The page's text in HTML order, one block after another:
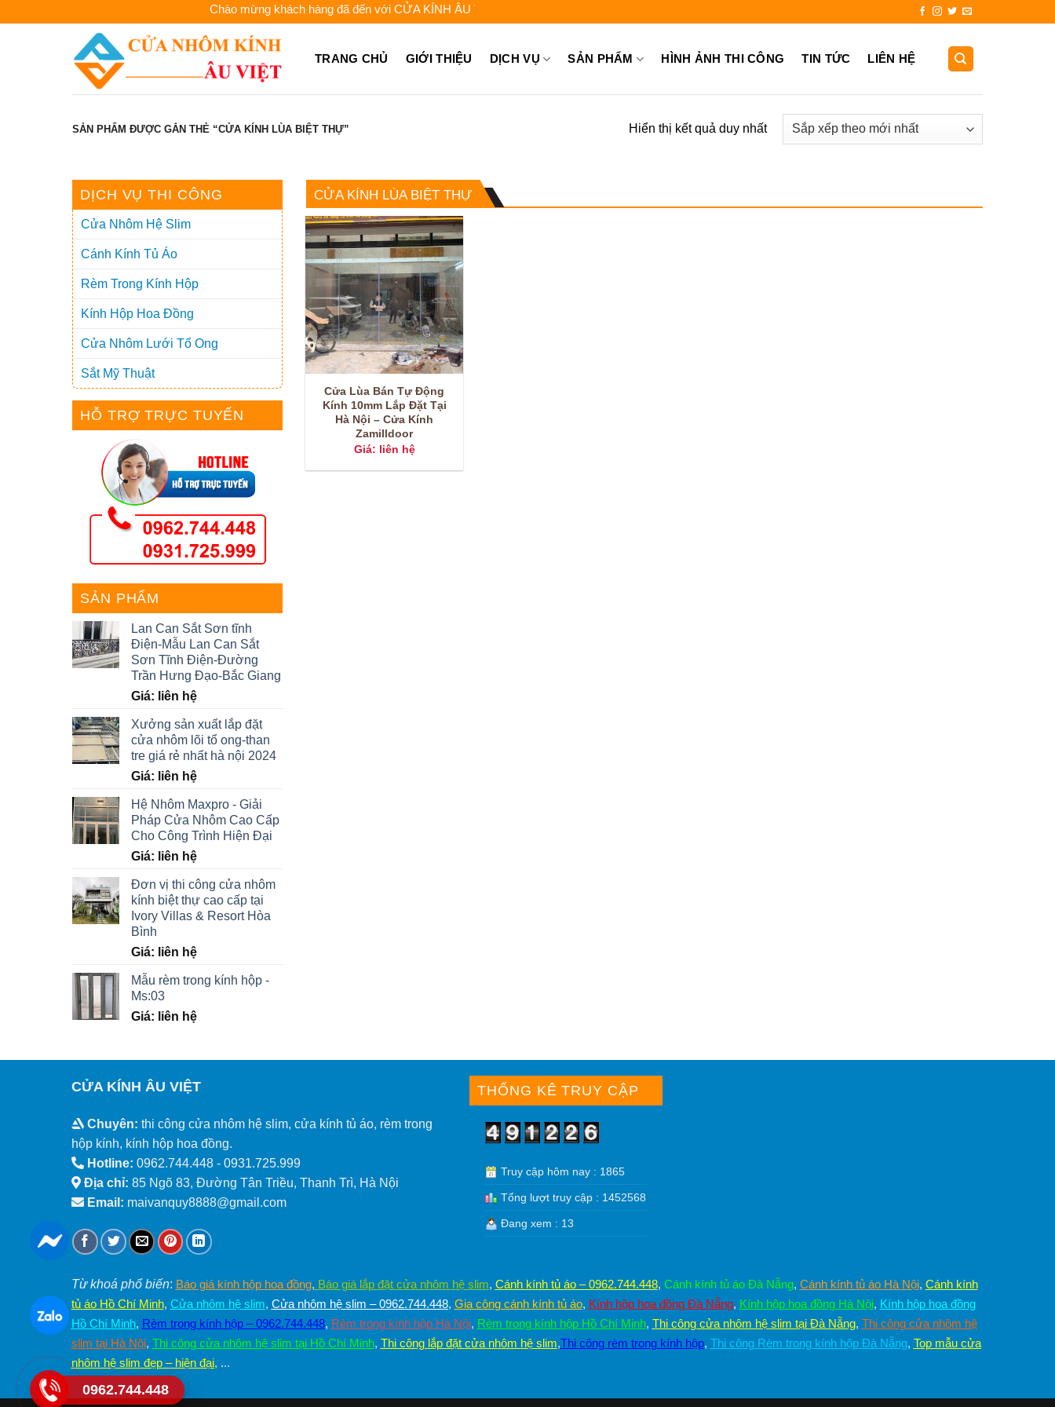
Chào mừng khách hàng đã đến với CỬA KÍNH ÂU VIỆT - Liên hệ để được tư vấn: 0962.744.448 - 0931.725.999
TRANG CHỦ GIỚI THIỆU DỊCH VỤ SẢN PHẨM HÌNH ẢNH THI CÔNG TIN TỨC LIÊN HỆ
SẢN PHẨM ĐƯỢC GẮN THẺ “CỬA KÍNH LÙA BIỆT THỰ” Hiển thị kết quả duy nhất
DỊCH VỤ THI CÔNG
Cửa Nhôm Hệ Slim
Cánh Kính Tủ Áo
Rèm Trong Kính Hộp
Kính Hộp Hoa Đồng
Cửa Nhôm Lưới Tổ Ong
Sắt Mỹ Thuật
HỖ TRỢ TRỰC TUYẾN
SẢN PHẨM
Lan Can Sắt Sơn tĩnh
Điện-Mẫu Lan Can Sắt
Sơn Tĩnh Điện-Đường
Trần Hưng Đạo-Bắc Giang
Giá: liên hệ
Xưởng sản xuất lắp đặt
cửa nhôm lõi tổ ong-than
tre giá rẻ nhất hà nội 2024
Giá: liên hệ
Hệ Nhôm Maxpro - Giải
Pháp Cửa Nhôm Cao Cấp
Cho Công Trình Hiện Đại
Giá: liên hệ
Đơn vị thi công cửa nhôm
kính biệt thự cao cấp tại
Ivory Villas & Resort Hòa
Bình
Giá: liên hệ
Mẫu rèm trong kính hộp -
Ms:03
Giá: liên hệ
CỬA KÍNH LÙA BIỆT THỰ
Cửa Lùa Bán Tự Động
Kính 10mm Lắp Đặt Tại
Hà Nội – Cửa Kính
Zamilldoor
Giá: liên hệ
CỬA KÍNH ÂU VIỆT
Chuyên: thi công cửa nhôm hệ slim, cửa kính tủ áo, rèm trong
hộp kính, kính hộp hoa đồng.
Hotline: 0962.744.448 - 0931.725.999
Địa chỉ: 85 Ngõ 83, Đường Tân Triều, Thanh Trì, Hà Nội
Email: maivanquy8888@gmail.com
THỐNG KÊ TRUY CẬP
Truy cập hôm nay : 1865
Tổng lượt truy cập : 1452568
Đang xem : 13
Từ khoá phổ biến: Báo giá kính hộp hoa đồng, Báo giá lắp đặt cửa nhôm hệ slim, Cánh kính tủ áo – 0962.744.448, Cánh kính tủ áo Đà Nẵng, Cánh kính tủ áo Hà Nội, Cánh kính
tủ áo Hồ Chí Minh, Cửa nhôm hệ slim, Cửa nhôm hệ slim – 0962.744.448, Gia công cánh kính tủ áo, Kính hộp hoa đồng Đà Nẵng, Kính hộp hoa đồng Hà Nội, Kính hộp hoa đồng
Hồ Chí Minh, Rèm trong kính hộp – 0962.744.448, Rèm trong kính hộp Hà Nội, Rèm trong kính hộp Hồ Chí Minh, Thi công cửa nhôm hệ slim tại Đà Nẵng, Thi công cửa nhôm hệ
slim tại Hà Nội, Thi công cửa nhôm hệ slim tại Hồ Chí Minh, Thi công lắp đặt cửa nhôm hệ slim,Thi công rèm trong kính hộp, Thi công Rèm trong kính hộp Đà Nẵng, Top mẫu cửa
nhôm hệ slim đẹp – hiện đại, ...
0962.744.448